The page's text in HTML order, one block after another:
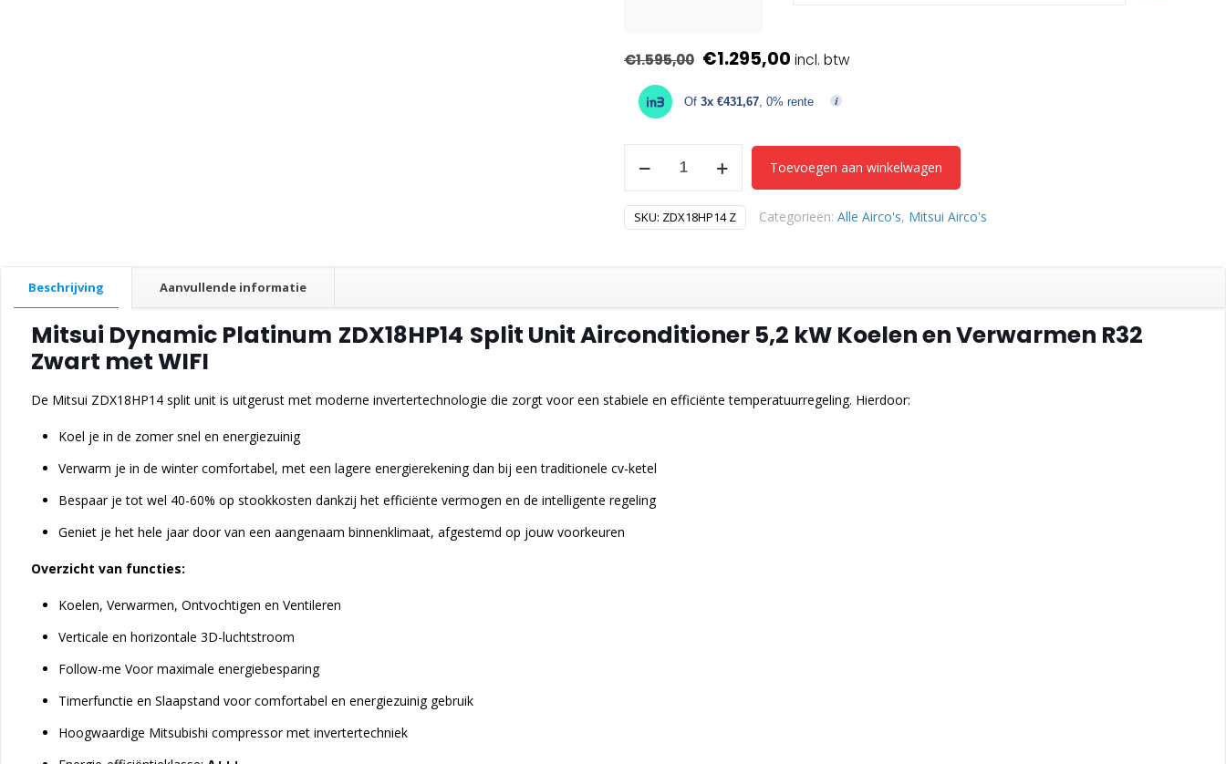
€1.595,00 Oorspronkelijke
was:
€1.595,00.
€1.295,00Huidige
is:
€1.295,00.
Of 3x €431,67, 0% rente
ZDX18HP14
kW
Koelen
R32
WIFI
aantal
Toevoegen aan winkelwagen
SKU: ZDX18HP14 Z Categorieën: Alle Airco's, Mitsui Airco's
Beschrijving Aanvullende informatie
Mitsui Dynamic Platinum ZDX18HP14 Split Unit Airconditioner 5,2 kW Koelen en Verwarmen R32
Zwart met WIFI
De Mitsui ZDX18HP14 split unit is uitgerust met moderne invertertechnologie die zorgt voor een stabiele en efficiënte temperatuurregeling. Hierdoor:
Koel je in de zomer snel en energiezuinig
Verwarm je in de winter comfortabel, met een lagere energierekening dan bij een traditionele cv-ketel
Bespaar je tot wel 40-60% op stookkosten dankzij het efficiënte vermogen en de intelligente regeling
Geniet je het hele jaar door van een aangenaam binnenklimaat, afgestemd op jouw voorkeuren
Overzicht van functies:
Koelen, Verwarmen, Ontvochtigen en Ventileren
Verticale en horizontale 3D-luchtstroom
Follow-me Voor maximale energiebesparing
Timerfunctie en Slaapstand voor comfortabel en energiezuinig gebruik
Hoogwaardige Mitsubishi compressor met invertertechniek